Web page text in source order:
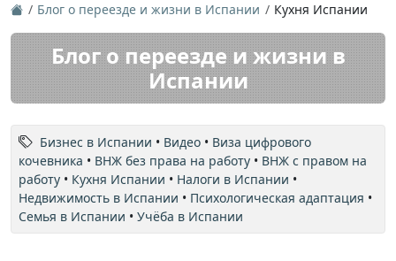
Блог о переезде и жизни в Испании Кухня Испании
Блог о переезде и жизни в
Испании
Бизнес в Испании • Видео • Виза цифрового
кочевника • ВНЖ без права на работу • ВНЖ с правом на
работу • Кухня Испании • Налоги в Испании •
Недвижимость в Испании • Психологическая адаптация •
Семья в Испании • Учёба в Испании